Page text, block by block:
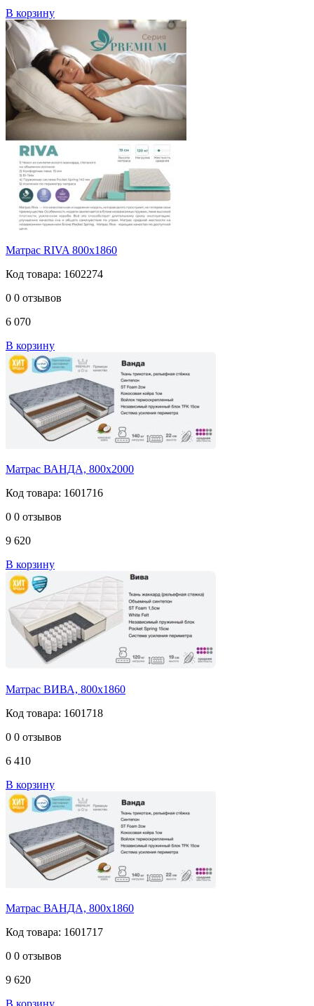
В корзину
Матрас RIVA 800х1860
Код товара: 1602274
0 0 отзывов
6 070
В корзину
Матрас ВАНДА, 800х2000
Код товара: 1601716
0 0 отзывов
9 620
В корзину
Матрас ВИВА, 800х1860
Код товара: 1601718
0 0 отзывов
6 410
В корзину
Матрас ВАНДА, 800х1860
Код товара: 1601717
0 0 отзывов
9 620